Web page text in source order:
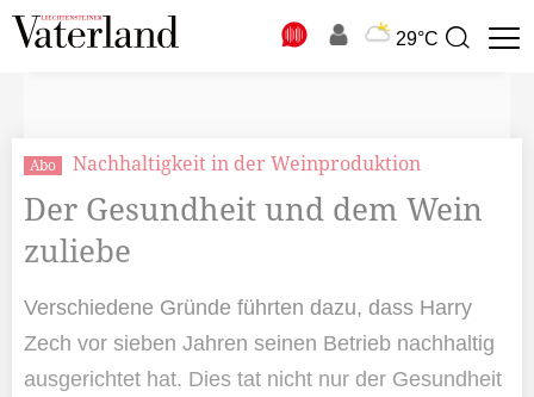
29°C
Suchbegriff
Abo Nachhaltigkeit in der Weinproduktion
Der Gesundheit und dem Wein
zuliebe
Verschiedene Gründe führten dazu, dass Harry
Zech vor sieben Jahren seinen Betrieb nachhaltig
ausgerichtet hat. Dies tat nicht nur der Gesundheit